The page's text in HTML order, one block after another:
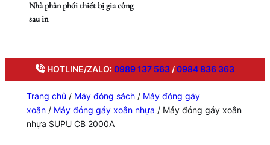
Nhà phân phối thiết bị gia công
sau in
HOTLINE/ZALO: 0989 137 563/0984 836 363
Trang chủ / Máy đóng sách/ Máy đóng gáy
xoắn/ Máy đóng gáy xoắn nhựa / Máy đóng gáy xoắn
nhựa SUPU CB 2000A